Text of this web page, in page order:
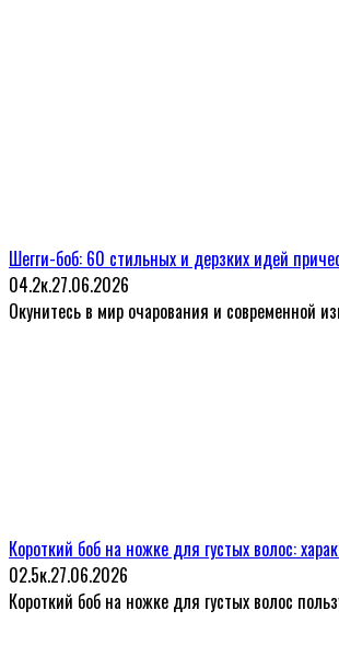
Шегги-боб: 60 стильных и дерзких идей
04.2к.27.06.2026
Окунитесь в мир очарования и современной
Короткий боб на ножке для густых волос:
02.5к.27.06.2026
Короткий боб на ножке для густых волос